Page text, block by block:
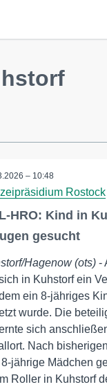
– 10:48
Rostock
HRO: Kind in
gesucht
Hagenow (ots)-
in Kuhstorf ein
ein 8-jähriges
wurde. Die
sich
Nach
jährige Mädchen
Roller in Kuhstorf